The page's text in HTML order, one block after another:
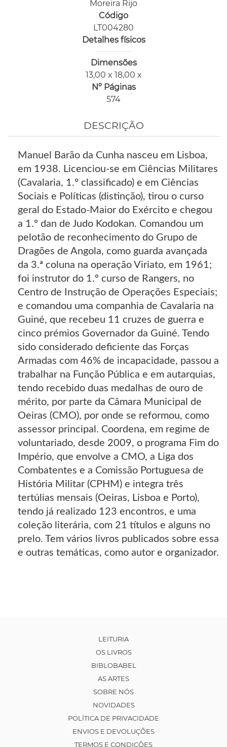
Moreira Rijo
Código
LT004280
Detalhes físicos
Dimensões
13,00 x 18,00 x
Nº Páginas
574
DESCRIÇÃO
Manuel Barão da Cunha nasceu em Lisboa,
em 1938. Licenciou-se em Ciências Militares
(Cavalaria, 1.º classificado) e em Ciências
Sociais e Políticas (distinção), tirou o curso
geral do Estado-Maior do Exército e chegou
a 1.º dan de Judo Kodokan. Comandou um
pelotão de reconhecimento do Grupo de
Dragões de Angola, como guarda avançada
da 3.ª coluna na operação Viriato, em 1961;
foi instrutor do 1.º curso de Rangers, no
Centro de Instrução de Operações Especiais;
e comandou uma companhia de Cavalaria na
Guiné, que recebeu 11 cruzes de guerra e
cinco prémios Governador da Guiné. Tendo
sido considerado deficiente das Forças
Armadas com 46% de incapacidade, passou a
trabalhar na Função Pública e em autarquias,
tendo recebido duas medalhas de ouro de
mérito, por parte da Câmara Municipal de
Oeiras (CMO), por onde se reformou, como
assessor principal. Coordena, em regime de
voluntariado, desde 2009, o programa Fim do
Império, que envolve a CMO, a Liga dos
Combatentes e a Comissão Portuguesa de
História Militar (CPHM) e integra três
tertúlias mensais (Oeiras, Lisboa e Porto),
tendo já realizado 123 encontros, e uma
coleção literária, com 21 títulos e alguns no
prelo. Tem vários livros publicados sobre essa
e outras temáticas, como autor e organizador.
LEITURIA
OS LIVROS
BIBLOBABEL
AS ARTES
SOBRE NÓS
NOVIDADES
POLÍTICA DE PRIVACIDADE
ENVIOS E DEVOLUÇÕES
TERMOS E CONDIÇÕES